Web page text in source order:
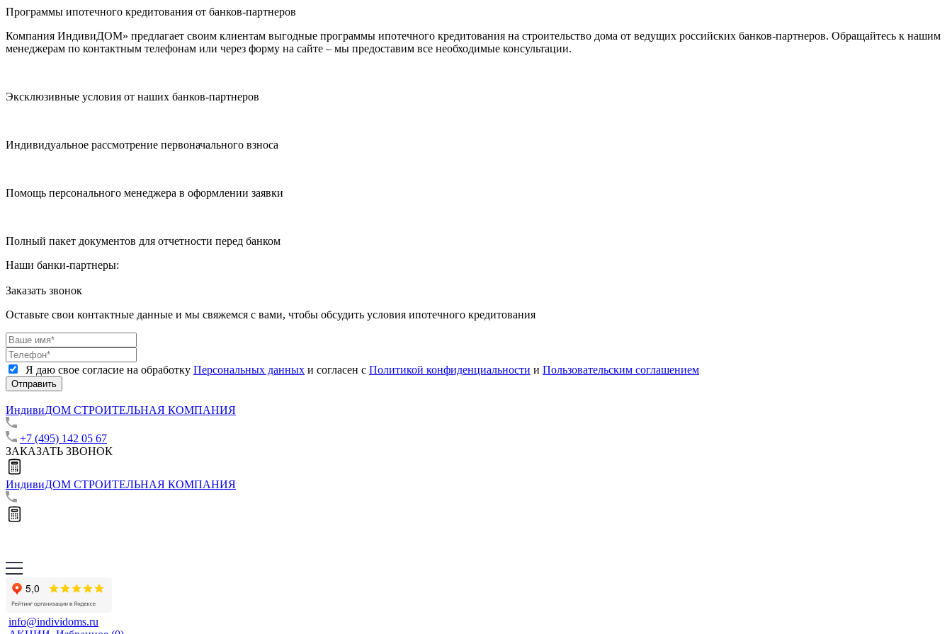
Программы ипотечного кредитования от банков-партнеров
Компания ИндивиДОМ» предлагает своим клиентам выгодные программы ипотечного кредитования на строительство дома от ведущих российских банков-партнеров. Обращайтесь к нашим
менеджерам по контактным телефонам или через форму на сайте – мы предоставим все необходимые консультации.
Эксклюзивные условия от наших банков-партнеров
Индивидуальное рассмотрение первоначального взноса
Помощь персонального менеджера в оформлении заявки
Полный пакет документов для отчетности перед банком
Наши банки-партнеры:
Заказать звонок
Оставьте свои контактные данные и мы свяжемся с вами, чтобы обсудить условия ипотечного кредитования
Я даю свое согласие на обработку Персональных данных и согласен с Политикой конфиденциальности и Пользовательским соглашением
Отправить
ИндивиДОМ СТРОИТЕЛЬНАЯ КОМПАНИЯ
+7 (495) 142 05 67
ЗАКАЗАТЬ ЗВОНОК
ИндивиДОМ СТРОИТЕЛЬНАЯ КОМПАНИЯ
info@individoms.ru